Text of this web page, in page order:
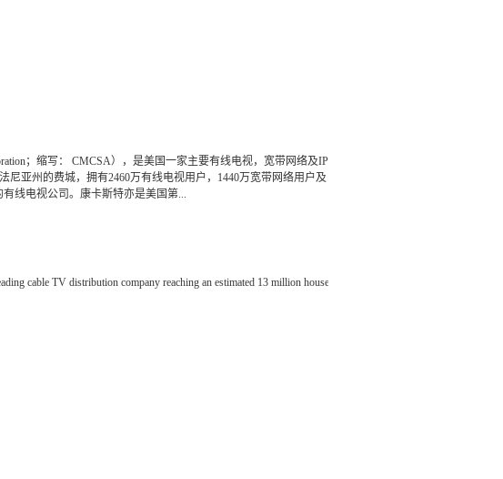
；缩写： CMCSA），是美国一家主要有线电视，宽带网络及IP
尼亚州的费城，拥有2460万有线电视用户，1440万宽带网络用户及
线电视公司。康卡斯特亦是美国第...
Cable)。在2017年6月7日发布的2017年《财富》美国500强排
cable TV distribution company reaching an estimated 13 million households in over 200 cities across India.